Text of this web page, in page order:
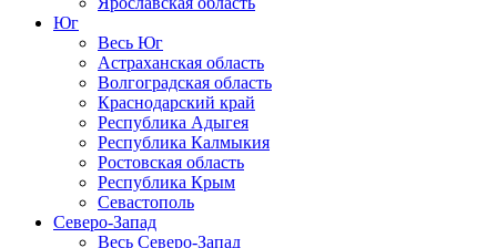
Юг
Весь Юг
Астраханская область
Волгоградская область
Краснодарский край
Республика Адыгея
Республика Калмыкия
Ростовская область
Республика Крым
Севастополь
Северо-Запад
Весь Северо-Запад